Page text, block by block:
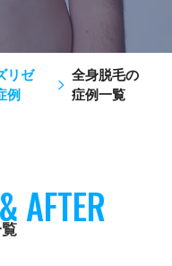
リゼ
例
全身脱毛の
症例一覧
AFTER